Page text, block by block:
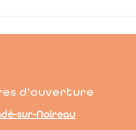
d’ouverture
sur-Noireau